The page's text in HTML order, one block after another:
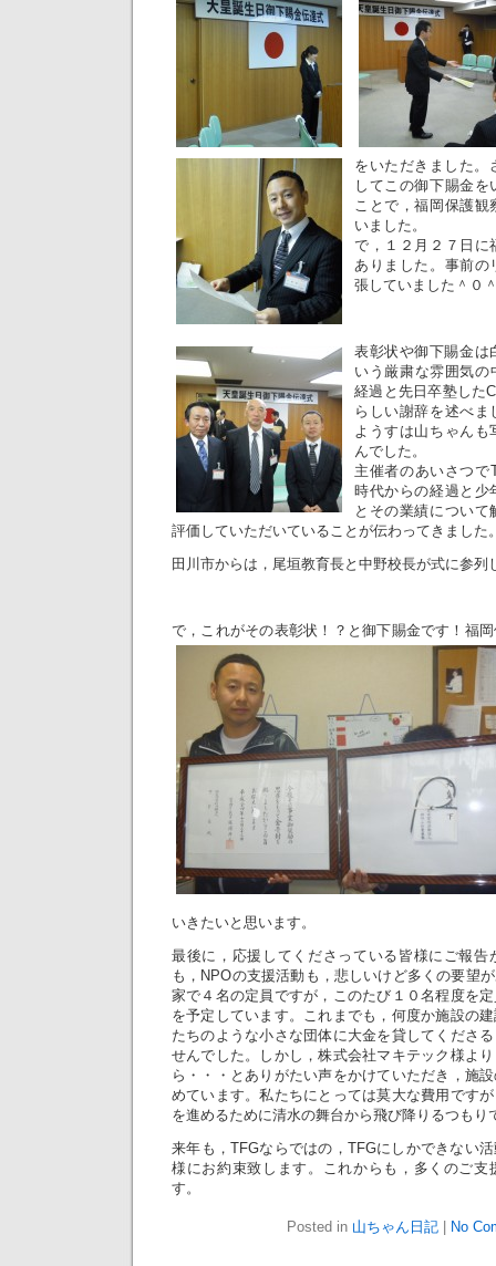
をいただきました。
してこの御下賜金
ことで，福岡保護観
いました。
で，１２月２７日に
ありました。事前の
張していました＾
表彰状や御下賜金は
いう厳粛な雰囲気の
経過と先日卒塾した
らしい謝辞を述べ
ようすは山ちゃんも
んでした。
主催者のあいさつで
時代からの経過と少
とその業績につい
評価していただいていることが伝わってきました
田川市からは，尾垣教育長と中野校長が式に参列
で，これがその表彰状！？と御下賜金です！ 福
いきたいと思います。
最後に，応援してくださっている皆様にご報告
も，NPOの支援活動も，悲しいけど多くの要望
家で４名の定員ですが，このたび１０名程度を
を予定しています。これまでも，何度か施設の
たちのような小さな団体に大金を貸してくださ
せんでした。しかし，株式会社マキテック様よ
ら・・・とありがたい声をかけていただき，施
めています。私たちにとっては莫大な費用です
を進めるために清水の舞台から飛び降りるつもり
来年も，TFGならではの，TFGにしかできない
様にお約束致します。これからも，多くのご支
す。
Posted in 山ちゃん日記 No